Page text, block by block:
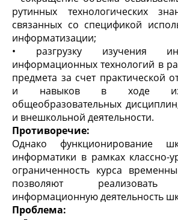
рутинных технологических
связанных со спецификой
информатизации;
• разгрузку изучения
информационных технологий в
предмета за счет практической
и навыков в ходе
общеобразовательных
и внешкольной деятельности.
Противоречие:
Однако функционирование
информатики в рамках классно-
ограниченность курса
позволяют реализовать
информационную деятельность
Проблема: